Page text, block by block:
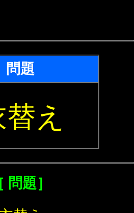
問題
え
問題］